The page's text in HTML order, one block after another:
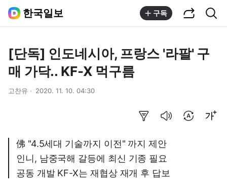
한국일보 구독
[단독] 인도네시아, 프랑스 '라팔' 구
매 가닥.. KF-X 먹구름
고찬유 2020. 11. 10. 04:30
佛 "4.5세대 기술까지 이전" 까지 제안
인니, 남중국해 갈등에 최신 기종 필요
공동 개발 KF-X는 재협상 재개 후 답보